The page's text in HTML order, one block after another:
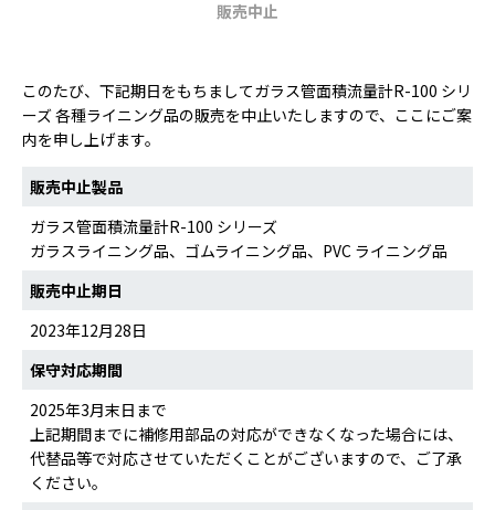
販売中⽌
このたび、下記期日をもちましてガラス管面積流量計R-100 シリ
ーズ 各種ライニング品の販売を中止いたしますので、ここにご案
内を申し上げます。
販売中止製品
ガラス管面積流量計R-100 シリーズ
ガラスライニング品、ゴムライニング品、PVC ライニング品
販売中止期日
2023年12月28日
保守対応期間
2025年3月末日まで
上記期間までに補修用部品の対応ができなくなった場合には、
代替品等で対応させていただくことがございますので、ご了承
ください。